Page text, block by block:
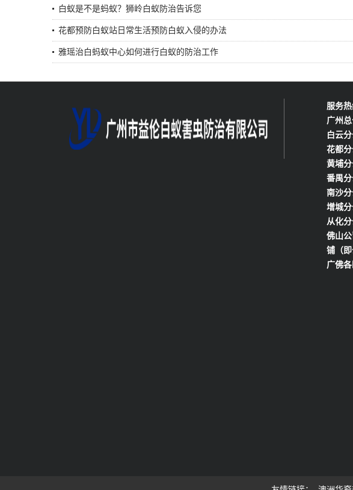
白蚁是不是蚂蚁？狮岭白蚁防治告诉您
花都预防白蚁站日常生活预防白蚁入侵的办法
雅瑶治白蚂蚁中心如何进行白蚁的防治工作
服务
广州
白云
花都
黄埔
番禺
南沙
增城
从化
佛山
铺（即
广佛